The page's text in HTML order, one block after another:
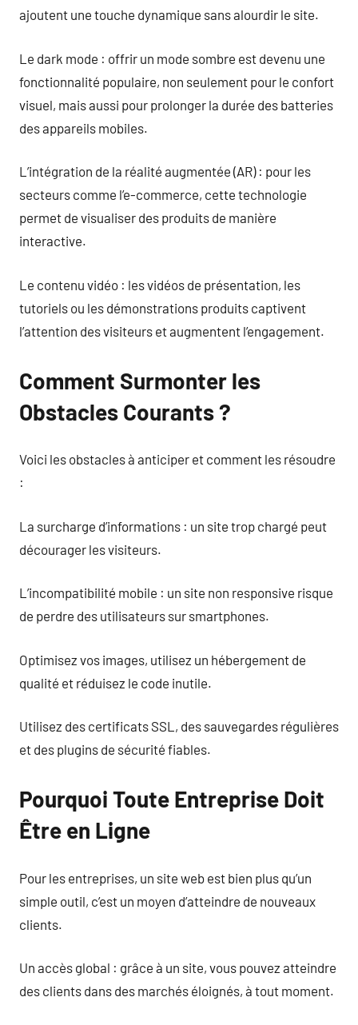
ajoutent une touche dynamique sans alourdir le site.
Le dark mode : offrir un mode sombre est devenu une
fonctionnalité populaire, non seulement pour le confort
visuel, mais aussi pour prolonger la durée des batteries
des appareils mobiles.
L’intégration de la réalité augmentée (AR) : pour les
secteurs comme l’e-commerce, cette technologie
permet de visualiser des produits de manière
interactive.
Le contenu vidéo : les vidéos de présentation, les
tutoriels ou les démonstrations produits captivent
l’attention des visiteurs et augmentent l’engagement.
Comment Surmonter les
Obstacles Courants ?
Voici les obstacles à anticiper et comment les résoudre
:
La surcharge d’informations : un site trop chargé peut
décourager les visiteurs.
L’incompatibilité mobile : un site non responsive risque
de perdre des utilisateurs sur smartphones.
Optimisez vos images, utilisez un hébergement de
qualité et réduisez le code inutile.
Utilisez des certificats SSL, des sauvegardes régulières
et des plugins de sécurité fiables.
Pourquoi Toute Entreprise Doit
Être en Ligne
Pour les entreprises, un site web est bien plus qu’un
simple outil, c’est un moyen d’atteindre de nouveaux
clients.
Un accès global : grâce à un site, vous pouvez atteindre
des clients dans des marchés éloignés, à tout moment.